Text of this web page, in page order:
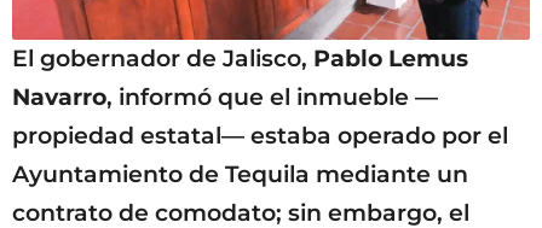
El gobernador de Jalisco, Pablo Lemus
Navarro, informó que el inmueble —
propiedad estatal— estaba operado por el
Ayuntamiento de Tequila mediante un
contrato de comodato; sin embargo, el